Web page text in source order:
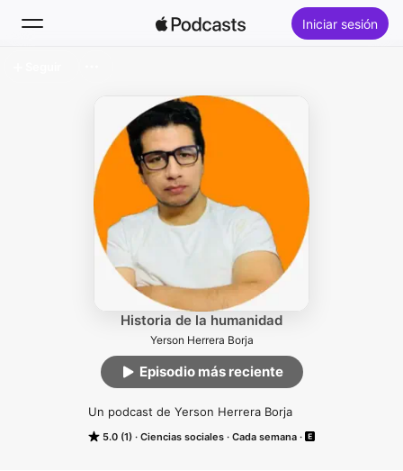
Iniciar sesión
Novedades
Lo más escuchado
Historia de la humanidad
Yerson Herrera Borja
5.0 (1) Ciencias sociales Cada semana
Un podcast de Yerson Herrera Borja
Episodio más reciente